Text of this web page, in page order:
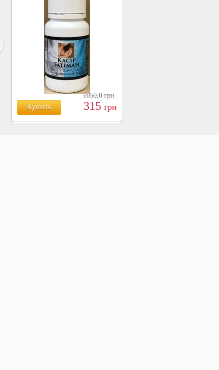
Купить
1050,0грн
315 грн